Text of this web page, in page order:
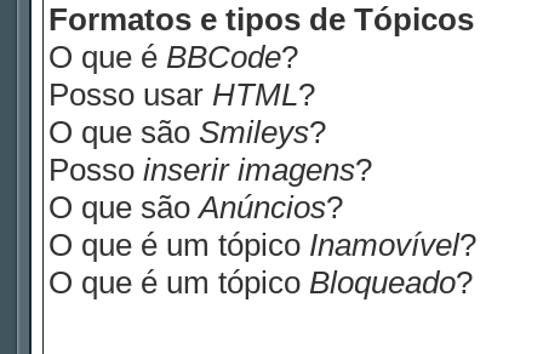
Formatos e tipos de Tópicos
O que é BBCode?
Posso usar HTML?
O que são Smileys?
Posso inserir imagens?
O que sãoAnúncios?
O que é um tópico Inamovível?
O que é um tópico Bloqueado?